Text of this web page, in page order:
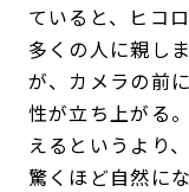
ていると、ヒコ
多くの人に親し
が、カメラの前
性が立ち上がる
えるというより
驚くほど自然に